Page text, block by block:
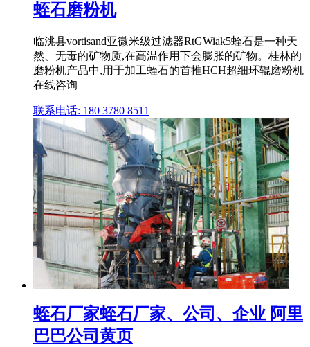
蛭石磨粉机
临洮县vortisand亚微米级过滤器RtGWiak5蛭石是一种天
然、无毒的矿物质,在高温作用下会膨胀的矿物。桂林的
磨粉机产品中,用于加工蛭石的首推HCH超细环辊磨粉机
在线咨询
联系电话: 180 3780 8511
蛭石厂家蛭石厂家、公司、企业 阿里
巴巴公司黄页